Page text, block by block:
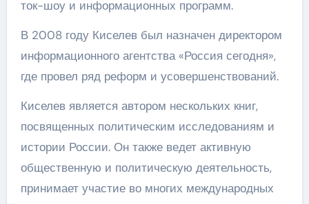
ток-шоу и информационных программ.
В 2008 году Киселев был назначен директором
информационного агентства «Россия сегодня»,
где провел ряд реформ и усовершенствований.
Киселев является автором нескольких книг,
посвященных политическим исследованиям и
истории России. Он также ведет активную
общественную и политическую деятельность,
принимает участие во многих международных